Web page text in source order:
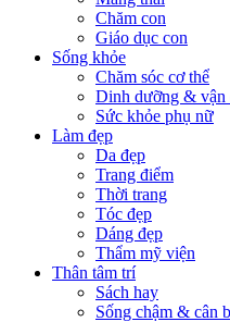
Chăm con
Giáo dục con
Sống khỏe
Chăm sóc cơ thể
Dinh dưỡng & vận
Sức khỏe phụ nữ
Làm đẹp
Da đẹp
Trang điểm
Thời trang
Tóc đẹp
Dáng đẹp
Thẩm mỹ viện
Thân tâm trí
Sách hay
Sống chậm & cân